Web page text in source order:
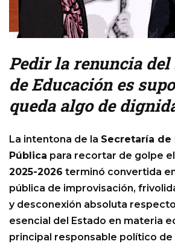
Pedir la renuncia
de Educación es
queda algo de
La intentona de la Secretaría de
Pública para recortar de golpe el
2025-2026 terminó convertida
pública de improvisación,
y desconexión absoluta
esencial del Estado en materia
principal responsable político